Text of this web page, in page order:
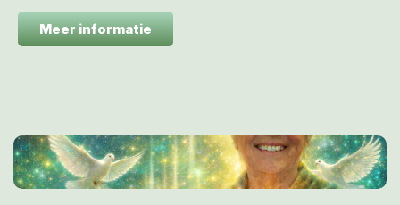
Meer informatie